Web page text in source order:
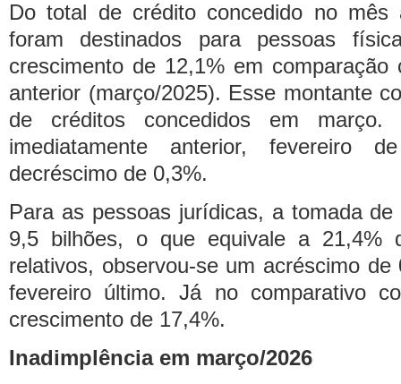
Do total de crédito concedido no mês
foram destinados para pessoas
crescimento de 12,1% em
anterior (março/2025). Esse montante
de créditos concedidos em
imediatamente anterior, fevereiro
decréscimo de 0,3%.
Para as pessoas jurídicas, a tomada
9,5 bilhões, o que equivale a 21,4%
relativos, observou-se um acréscimo
fevereiro último. Já no comparativo
crescimento de 17,4%.
Inadimplência em março/2026